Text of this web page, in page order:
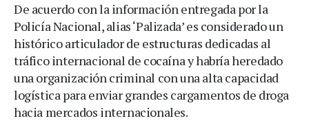
De acuerdo con la información entregada por la
Policía Nacional, alias ‘Palizada’ es considerado un
histórico articulador de estructuras dedicadas al
tráfico internacional de cocaína y habría heredado
una organización criminal con una alta capacidad
logística para enviar grandes cargamentos de droga
hacia mercados internacionales.